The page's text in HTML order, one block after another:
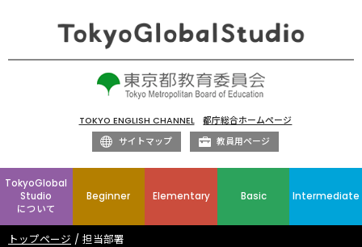
TOKYO ENGLISH CHANNEL
都庁総合ホームページ
サイトマップ
教員用ページ
TokyoGlobal
Studio
について
Beginner Elementary Basic Intermediate
トップページ 担当部署